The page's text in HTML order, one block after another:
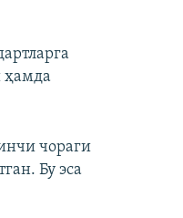
чораги
Бу эса